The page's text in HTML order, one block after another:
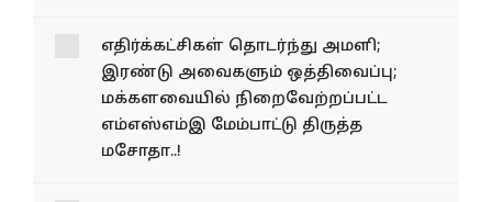
எதிர்க்கட்சிகள் தொடர்ந்து அமளி;
இரண்டு அவைகளும் ஒத்திவைப்பு;
மக்களவையில் நிறைவேற்றப்பட்ட
எம்எஸ்எம்இ மேம்பாட்டு திருத்த
மசோதா..!